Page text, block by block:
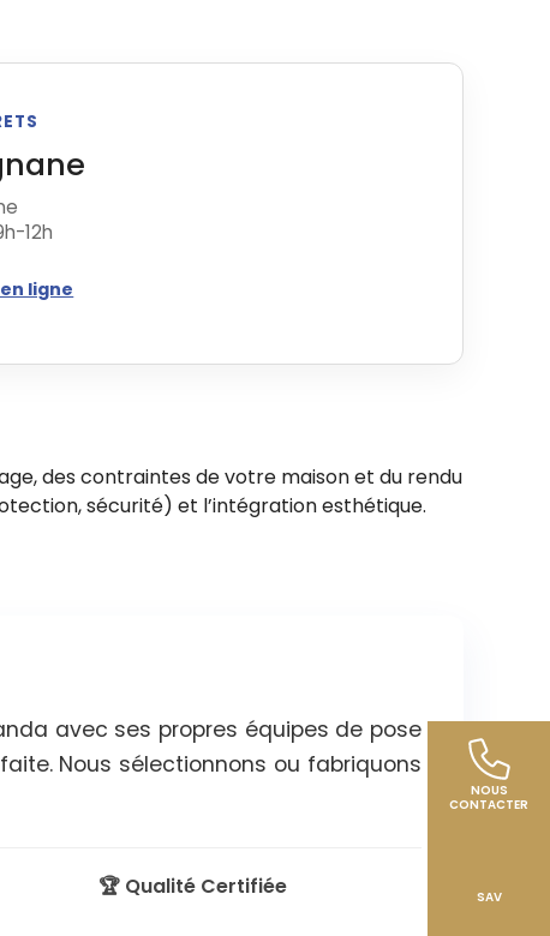
NOUS
CONTACTER
SAV
12h
ligne
des contraintes de votre maison et du rendu
sécurité) et l’intégration esthétique.
avec ses propres équipes de pose
Nous sélectionnons ou fabriquons
🏆 Qualité Certifiée